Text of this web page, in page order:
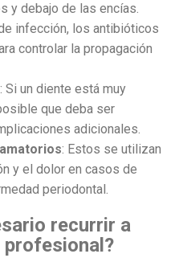
y debajo de las encías.
infección, los antibióticos
controlar la propagación
: Si un diente está muy
que deba ser
adicionales.
: Estos se utilizan
y el dolor en casos de
periodontal.
recurrir a
profesional?